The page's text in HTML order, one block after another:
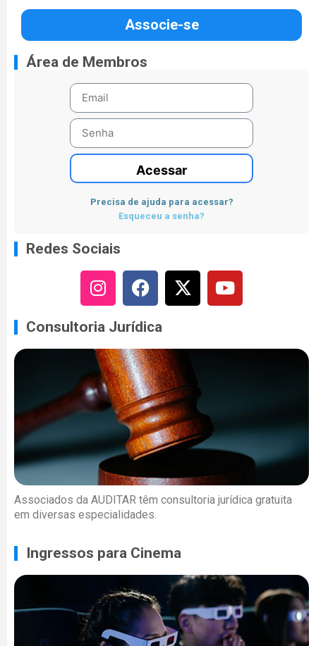
Associe-se
Área de Membros
Acessar
Precisa de ajuda para acessar?
Esqueceu a senha?
Redes Sociais
Consultoria Jurídica
Associados da AUDITAR têm consultoria jurídica gratuita
em diversas especialidades.
Ingressos para Cinema